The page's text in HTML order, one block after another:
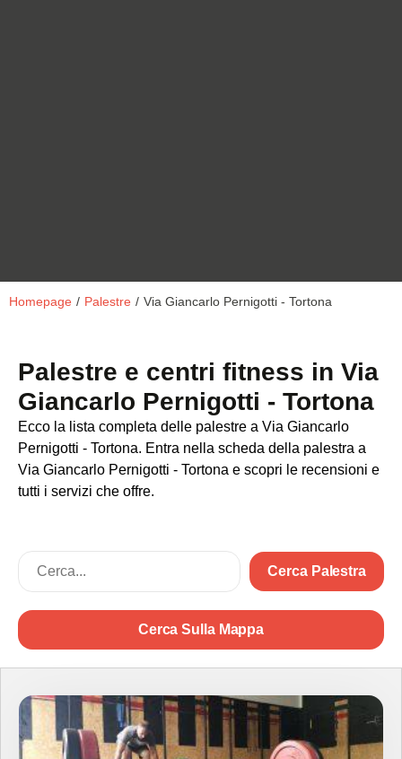
Homepage / Palestre / Via Giancarlo Pernigotti - Tortona
Palestre e centri fitness in Via
Giancarlo Pernigotti - Tortona
Ecco la lista completa delle palestre a Via Giancarlo
Pernigotti - Tortona. Entra nella scheda della palestra a
Via Giancarlo Pernigotti - Tortona e scopri le recensioni e
tutti i servizi che offre.
Cerca Palestra
Cerca Sulla Mappa